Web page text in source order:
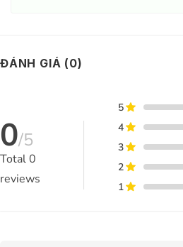
ĐÁNH GIÁ (0)
0/5
Total0
reviews
5
4
3
2
1